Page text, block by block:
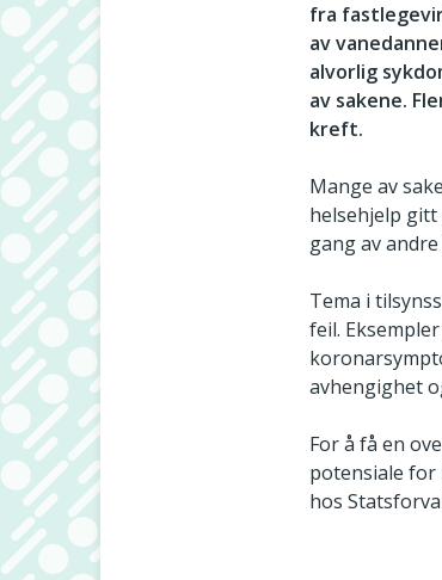
fra
av
alvorlig
av sakene.
kreft.
Mange av
helsehjelp
gang av
Tema i
feil.
avhengighet
For å få en
potensiale for
hos